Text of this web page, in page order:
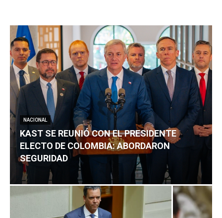
NACIONAL
KAST SE REUNIÓ CON EL PRESIDENTE
ELECTO DE COLOMBIA: ABORDARON
SEGURIDAD